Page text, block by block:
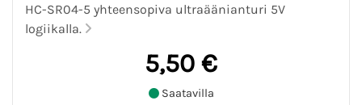
HC-SR04-5 yhteensopiva ultraäänianturi 5V
logiikalla.
5,50 €
Saatavilla